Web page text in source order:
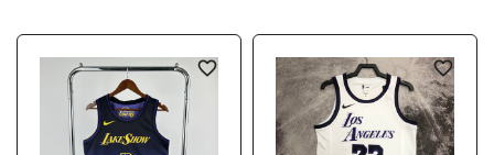
favorite_border favorite_border